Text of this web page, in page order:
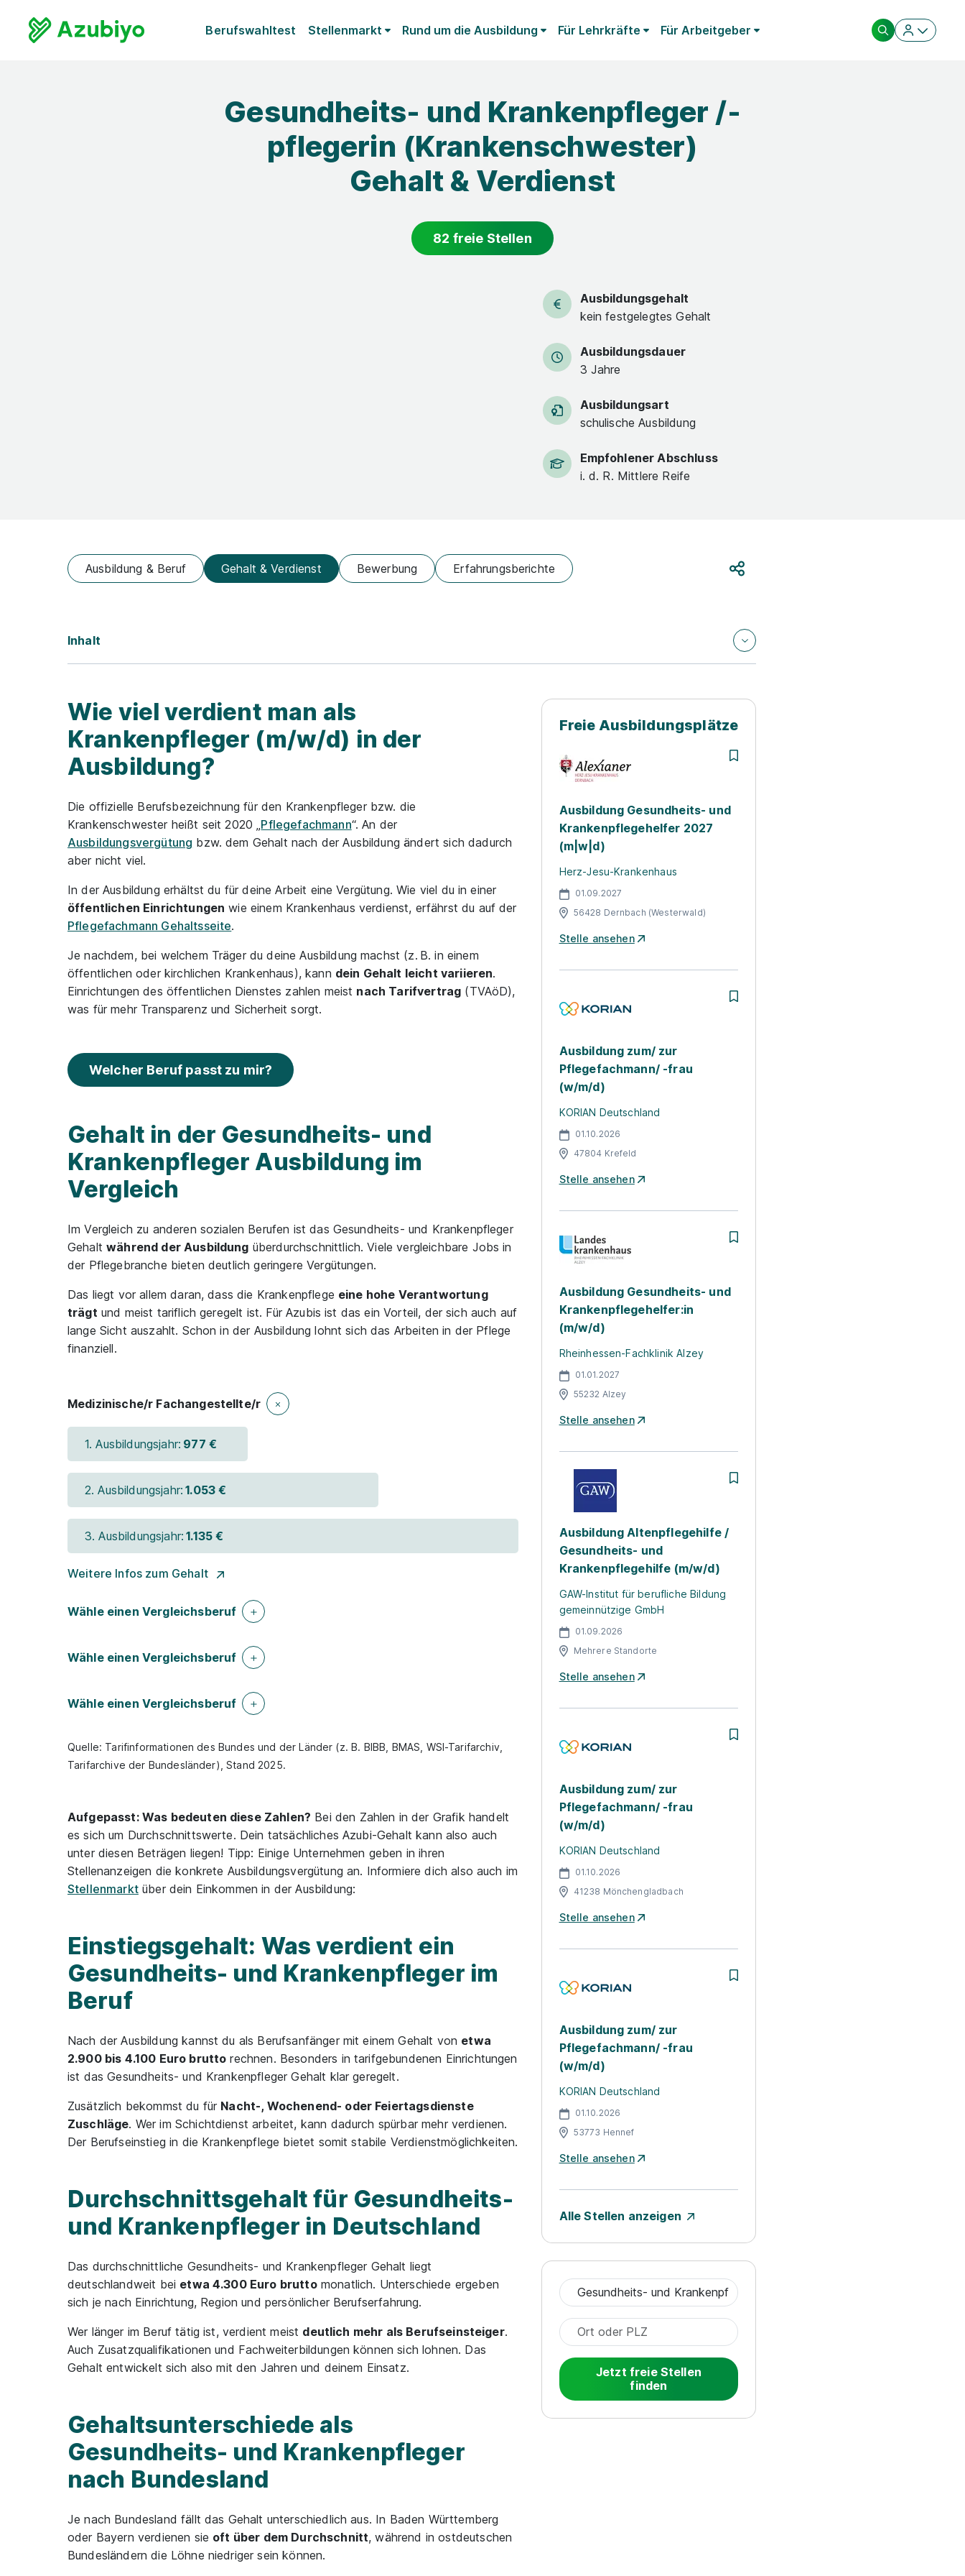
Berufswahltest Stellenmarkt Rund um die Ausbildung Für Lehrkräfte Für Arbeitgeber
Gesundheits- und Krankenpfleger /-
pflegerin (Krankenschwester)
Gehalt & Verdienst
82 freie Stellen
Ausbildungsgehalt
kein festgelegtes Gehalt
Ausbildungsdauer
3 Jahre
Ausbildungsart
schulische Ausbildung
Empfohlener Abschluss
i. d. R. Mittlere Reife
Ausbildung & Beruf Gehalt & Verdienst Bewerbung
Erfahrungsberichte
Inhalt
Wie viel verdient man als
Krankenpfleger (m/w/d) in der
Ausbildung?
Die offizielle Berufsbezeichnung für den Krankenpfleger bzw. die
Krankenschwester heißt seit 2020 „Pflegefachmann“. An der
Ausbildungsvergütung bzw. dem Gehalt nach der Ausbildung ändert sich dadurch
aber nicht viel.
In der Ausbildung erhältst du für deine Arbeit eine Vergütung. Wie viel du in einer
öffentlichen Einrichtungen wie einem Krankenhaus verdienst, erfährst du auf der
Pflegefachmann Gehaltsseite.
Je nachdem, bei welchem Träger du deine Ausbildung machst (z. B. in einem
öffentlichen oder kirchlichen Krankenhaus), kann dein Gehalt leicht variieren.
Einrichtungen des öffentlichen Dienstes zahlen meist nach Tarifvertrag (TVAöD),
was für mehr Transparenz und Sicherheit sorgt.
Welcher Beruf passt zu mir?
Gehalt in der Gesundheits- und
Krankenpfleger Ausbildung im
Vergleich
Im Vergleich zu anderen sozialen Berufen ist das Gesundheits- und Krankenpfleger
Gehaltwährend der Ausbildung überdurchschnittlich. Viele vergleichbare Jobs in
der Pflegebranche bieten deutlich geringere Vergütungen.
Das liegt vor allem daran, dass die Krankenpflege eine hohe Verantwortung
trägt und meist tariflich geregelt ist. Für Azubis ist das ein Vorteil, der sich auch auf
lange Sicht auszahlt. Schon in der Ausbildung lohnt sich das Arbeiten in der Pflege
finanziell.
Medizinische/r Fachangestellte/r
1. Ausbildungsjahr: 977 €
2. Ausbildungsjahr: 1.053 €
3. Ausbildungsjahr: 1.135 €
Weitere Infos zum Gehalt
Wähle einen Vergleichsberuf
Wähle einen Vergleichsberuf
Wähle einen Vergleichsberuf
Quelle: Tarifinformationen des Bundes und der Länder (z. B. BIBB, BMAS, WSI-Tarifarchiv,
Tarifarchive der Bundesländer), Stand 2025.
Aufgepasst: Was bedeuten diese Zahlen? Bei den Zahlen in der Grafik handelt
es sich um Durchschnittswerte. Dein tatsächliches Azubi-Gehalt kann also auch
unter diesen Beträgen liegen! Tipp: Einige Unternehmen geben in ihren
Stellenanzeigen die konkrete Ausbildungsvergütung an. Informiere dich also auch im
Stellenmarktüber dein Einkommen in der Ausbildung:
Einstiegsgehalt: Was verdient ein
Gesundheits- und Krankenpfleger im
Beruf
Nach der Ausbildung kannst du als Berufsanfänger mit einem Gehalt von etwa
2.900 bis 4.100 Euro brutto rechnen. Besonders in tarifgebundenen Einrichtungen
ist das Gesundheits- und Krankenpfleger Gehalt klar geregelt.
Zusätzlich bekommst du für Nacht-, Wochenend- oder Feiertagsdienste
Zuschläge. Wer im Schichtdienst arbeitet, kann dadurch spürbar mehr verdienen.
Der Berufseinstieg in die Krankenpflege bietet somit stabile Verdienstmöglichkeiten.
Durchschnittsgehalt für Gesundheits-
und Krankenpfleger in Deutschland
Das durchschnittliche Gesundheits- und Krankenpfleger Gehalt liegt
deutschlandweit bei etwa 4.300 Euro bruttomonatlich. Unterschiede ergeben
sich je nach Einrichtung, Region und persönlicher Berufserfahrung.
Wer länger im Beruf tätig ist, verdient meist deutlich mehr als Berufseinsteiger.
Auch Zusatzqualifikationen und Fachweiterbildungen können sich lohnen. Das
Gehalt entwickelt sich also mit den Jahren und deinem Einsatz.
Gehaltsunterschiede als
Gesundheits- und Krankenpfleger
nach Bundesland
Je nach Bundesland fällt das Gehalt unterschiedlich aus. In Baden Württemberg
oder Bayern verdienen sie oft über dem Durchschnitt, während in ostdeutschen
Bundesländern die Löhne niedriger sein können.
Freie Ausbildungsplätze
Ausbildung Gesundheits- und
Krankenpflegehelfer 2027
(m|w|d)
Herz-Jesu-Krankenhaus
01.09.2027
56428 Dernbach (Westerwald)
Stelle ansehen
Ausbildung zum/ zur
Pflegefachmann/ -frau
(w/m/d)
KORIAN Deutschland
01.10.2026
47804 Krefeld
Stelle ansehen
Ausbildung Gesundheits- und
Krankenpflegehelfer:in
(m/w/d)
Rheinhessen-Fachklinik Alzey
01.01.2027
55232 Alzey
Stelle ansehen
Ausbildung Altenpflegehilfe /
Gesundheits- und
Krankenpflegehilfe (m/w/d)
GAW-Institut für berufliche Bildung
gemeinnützige GmbH
01.09.2026
Mehrere Standorte
Stelle ansehen
Ausbildung zum/ zur
Pflegefachmann/ -frau
(w/m/d)
KORIAN Deutschland
01.10.2026
41238 Mönchengladbach
Stelle ansehen
Ausbildung zum/ zur
Pflegefachmann/ -frau
(w/m/d)
KORIAN Deutschland
01.10.2026
53773 Hennef
Stelle ansehen
Alle Stellen anzeigen
Jetzt freie Stellen
finden